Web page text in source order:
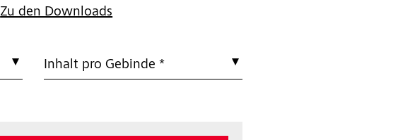
Zu den Downloads
Inhalt pro Gebinde *